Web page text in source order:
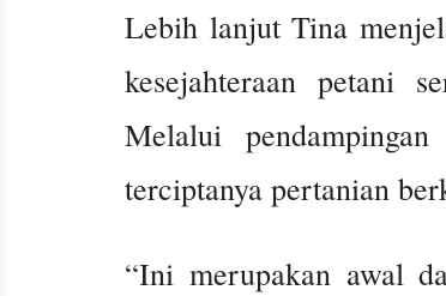
Lebih lanjut Tina
kesejahteraan petani
Melalui
terciptanya pertanian
“Ini merupakan awal